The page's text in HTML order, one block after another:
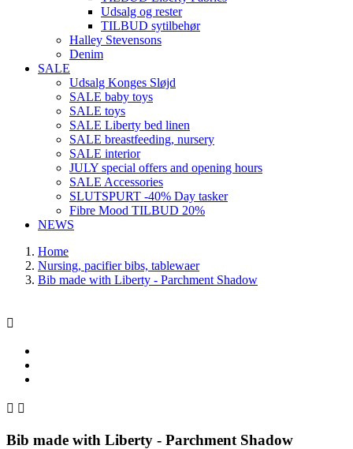
Udsalg og rester
TILBUD sytilbehør
Halley Stevensons
Denim
SALE
Udsalg Konges Sløjd
SALE baby toys
SALE toys
SALE Liberty bed linen
SALE breastfeeding, nursery
SALE interior
JULY special offers and opening hours
SALE Accessories
SLUTSPURT -40% Day tasker
Fibre Mood TILBUD 20%
NEWS
Home
Nursing, pacifier bibs, tablewaer
Bib made with Liberty - Parchment Shadow

 
Bib made with Liberty - Parchment Shadow